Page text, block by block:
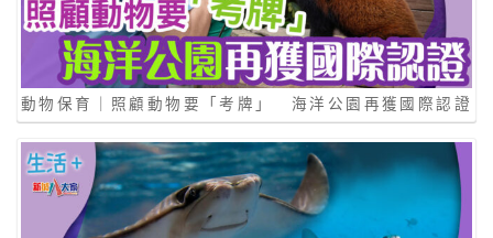
動物保育｜照顧動物要「考牌」 海洋公園再獲國際認證